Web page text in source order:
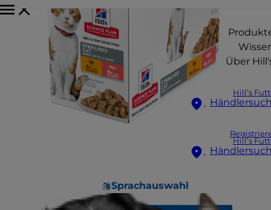
Über
Hill’s
Hill’s
Sprachauswahl